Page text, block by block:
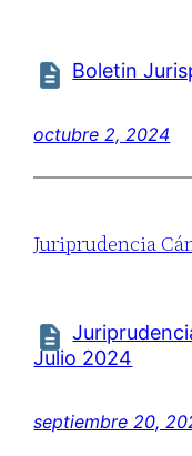
Boletin
octubre 2, 2024
Juriprudencia
Julio 2024
septiembre 20,